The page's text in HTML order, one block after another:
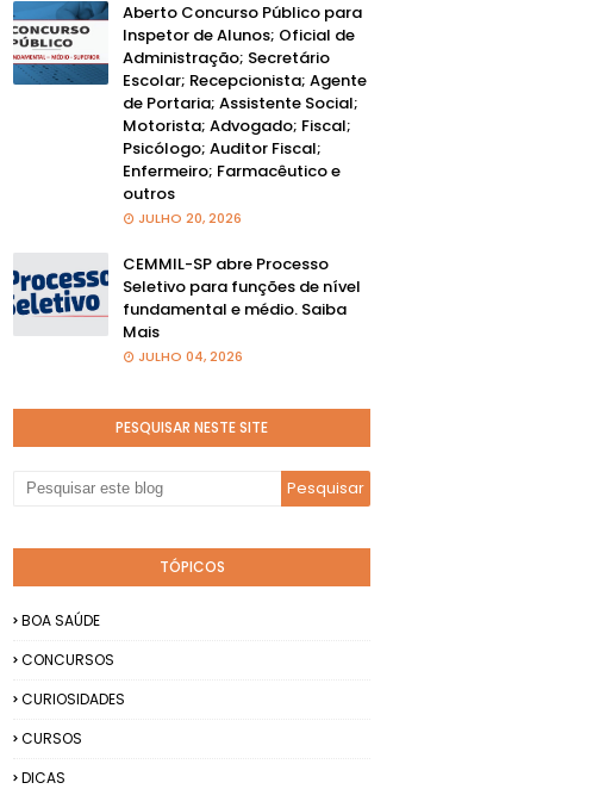
Aberto Concurso Público para
Inspetor de Alunos; Oficial de
Administração; Secretário
Escolar; Recepcionista; Agente
de Portaria; Assistente Social;
Motorista; Advogado; Fiscal;
Psicólogo; Auditor Fiscal;
Enfermeiro; Farmacêutico e
outros
JULHO 20, 2026
CEMMIL-SP abre Processo
Seletivo para funções de nível
fundamental e médio. Saiba
Mais
JULHO 04, 2026
PESQUISAR NESTE SITE
TÓPICOS
BOA SAÚDE
CONCURSOS
CURIOSIDADES
CURSOS
DICAS